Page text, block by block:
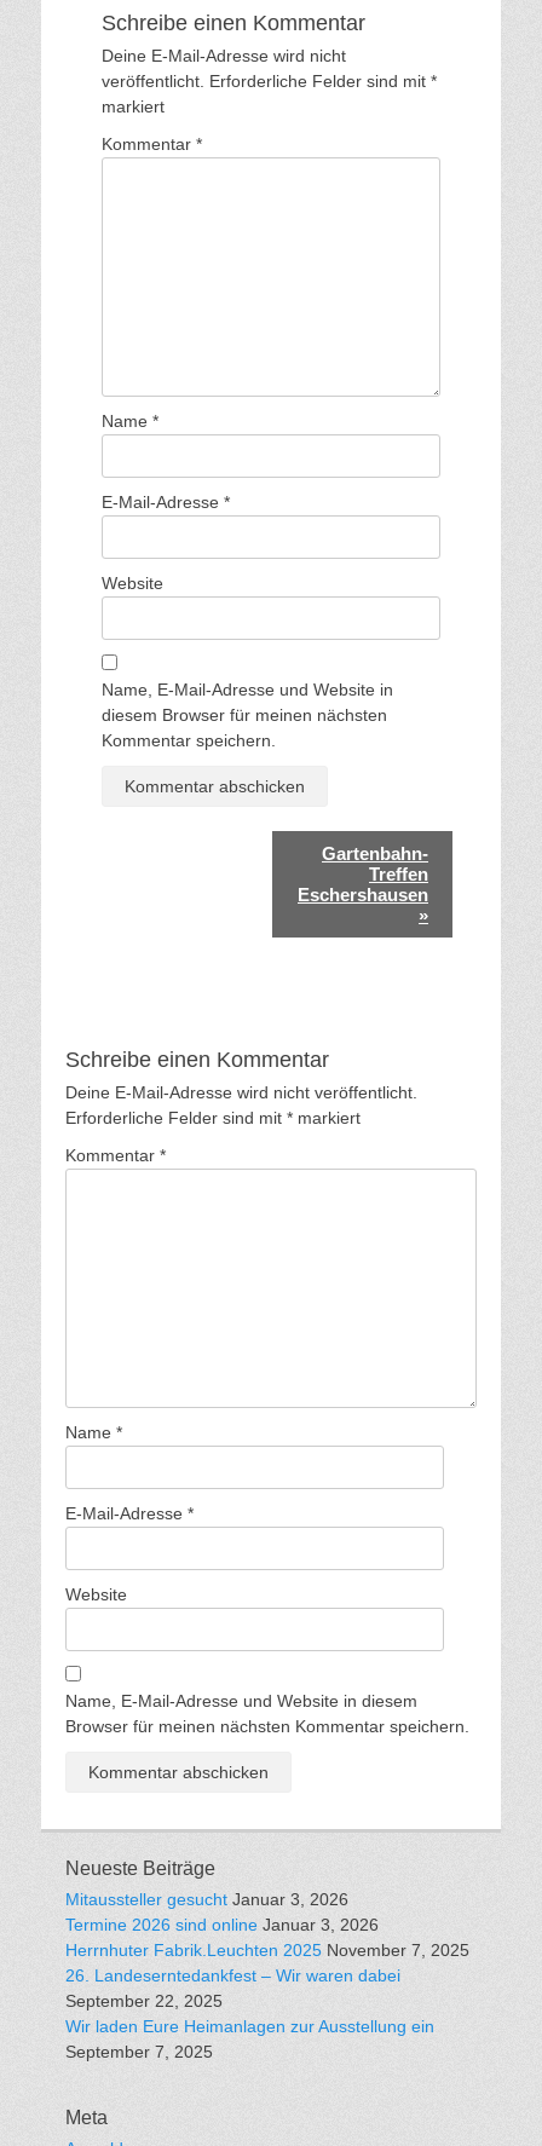
Schreibe einen Kommentar
Deine E-Mail-Adresse wird nicht
veröffentlicht. Erforderliche Felder sind mit *
markiert
Kommentar *
Name *
E-Mail-Adresse *
Website
Name, E-Mail-Adresse und Website in
diesem Browser für meinen nächsten
Kommentar speichern.
l
t
u
n
g
i
o
n
Gartenbahn-
Treffen
Eschershausen
»
Schreibe einen Kommentar
Deine E-Mail-Adresse wird nicht veröffentlicht.
Erforderliche Felder sind mit * markiert
Kommentar *
Name *
E-Mail-Adresse *
Website
Name, E-Mail-Adresse und Website in diesem
Browser für meinen nächsten Kommentar speichern.
Neueste Beiträge
Mitaussteller gesucht Januar 3, 2026
Termine 2026 sind online Januar 3, 2026
Herrnhuter Fabrik.Leuchten 2025 November 7, 2025
26. Landeserntedankfest – Wir waren dabei
September 22, 2025
Wir laden Eure Heimanlagen zur Ausstellung ein
September 7, 2025
Meta